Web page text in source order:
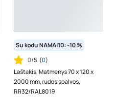
Su kodu NAMAI10: -10 %
0/5 (0)
Laštakis, Matmenys 70 x 120 x
2000 mm, rudos spalvos,
RR32/RAL8019